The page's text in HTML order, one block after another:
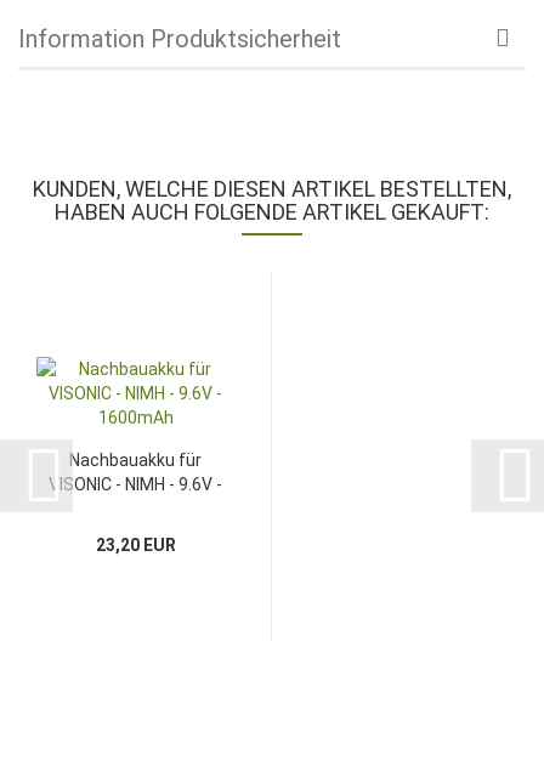
Information Produktsicherheit
KUNDEN, WELCHE DIESEN ARTIKEL BESTELLTEN,
HABEN AUCH FOLGENDE ARTIKEL GEKAUFT:
Nachbauakku für
VISONIC - NIMH - 9.6V -
23,20 EUR